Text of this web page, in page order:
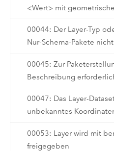
<Wert> mit
00044: Der Layer-Typ
Nur-Schema-Pakete
00045: Zur
Beschreibung
00047: Das Layer-
unbekanntes
00053: Layer wird mit
freigegeben